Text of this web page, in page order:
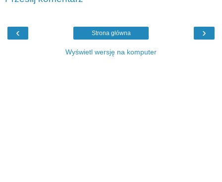
‹ ›
Strona główna
Wyświetl wersję na komputer